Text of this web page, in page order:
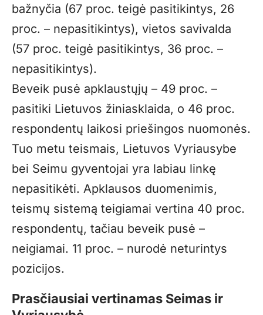
bažnyčia (67 proc. teigė pasitikintys, 26
proc. – nepasitikintys), vietos savivalda
(57 proc. teigė pasitikintys, 36 proc. –
nepasitikintys).
Beveik pusė apklaustųjų – 49 proc. –
pasitiki Lietuvos žiniasklaida, o 46 proc.
respondentų laikosi priešingos nuomonės.
Tuo metu teismais, Lietuvos Vyriausybe
bei Seimu gyventojai yra labiau linkę
nepasitikėti. Apklausos duomenimis,
teismų sistemą teigiamai vertina 40 proc.
respondentų, tačiau beveik pusė –
neigiamai. 11 proc. – nurodė neturintys
pozicijos.
Prasčiausiai vertinamas Seimas ir